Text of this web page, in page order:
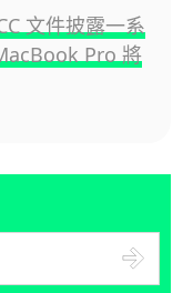
文件披露一系
Pro 將